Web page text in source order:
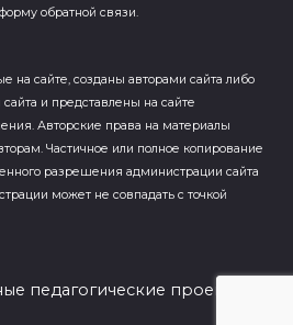
обратной связи.
на сайте, созданы авторами сайта либо
и представлены на сайте
Авторские права на материалы
Частичное или полное копирование
разрешения администрации сайта
может не совпадать с точкой
педагогические проекты